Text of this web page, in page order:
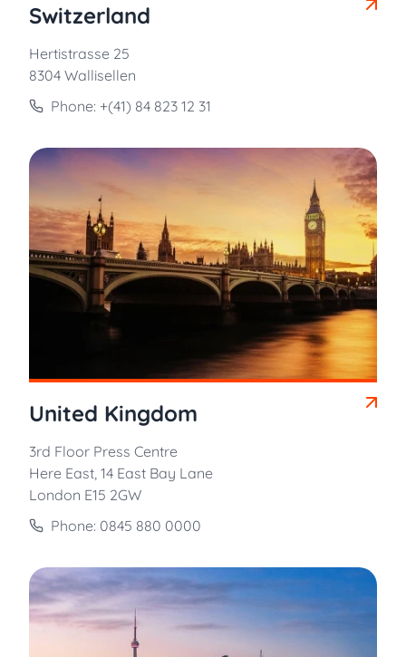
Switzerland
Hertistrasse 25
8304 Wallisellen
Phone: +(41) 84 823 12 31
United Kingdom
3rd Floor Press Centre
Here East, 14 East Bay Lane
London E15 2GW
Phone: 0845 880 0000